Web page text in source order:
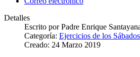
Detalles
Escrito porPadre Enrique
Categoría: Ejercicios de los Sábados
Creado: 24 Marzo 2019